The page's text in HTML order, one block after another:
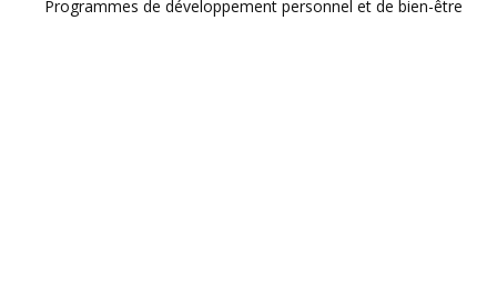
Programmes de développement personnel et de bien-être